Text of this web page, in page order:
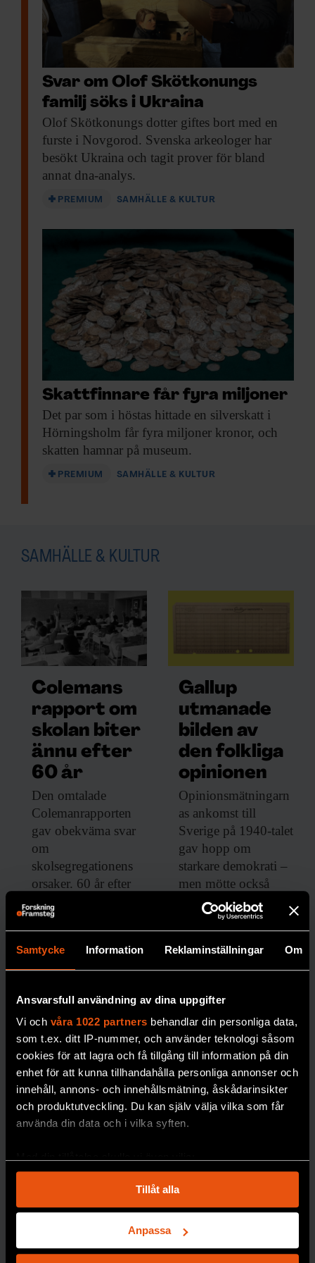
Samtycke Information Reklaminställningar Om
Ansvarsfull användning av dina uppgifter
Vi och våra 1022 partners behandlar din personliga data,
som t.ex. ditt IP-nummer, och använder teknologi såsom
cookies för att lagra och få tillgång till information på din
enhet för att kunna tillhandahålla personliga annonser och
innehåll, annons- och innehållsmätning, åskådarinsikter
och produktutveckling. Du kan själv välja vilka som får
använda din data och i vilka syften.
som kan ha en noggrannhet på upp till flera meter
Identifiera din enhet genom att aktivt skanna den
för specifika kännetecken (fingeravtryck)
Ta reda på mer om hur dina personliga uppgifter
Tillåt alla
Anpassa
värdefulla gravgåvorna.
Kulturen med skelettbegravningar – där
kroppen inte bränts – kom till Norden när
romarriket föll, via kontinentens
dominerande folkgrupper franker och
alemanner. Gravar som de uppländska
båtgravarna finns i frankiska gravplatser, så
kallade Reihengräbe, men ingen
annanstans på svensk mark. Det var en
F&F I DIN MEJLBOX!
Håll dig uppdaterad med
F&F:s nyhetsbrev!
Beställ nyhetsbrev
kan man analysera textilfragment.
– Det går att få fram i princip samma
information. Men då måste man veta hur
Då ska man ta in hela graven på ett labb
och gräva fram dem där, säger Anita
Malmius.
Källmaterialet för textilier före vikingatiden
är mycket begränsat, då bara eliten
begravdes med textilier och metallföremål
som textilfragment ibland fastnat
på. Vanligt folk hade ofta bara ett plagg,
som gjordes av skinn där håren vändes inåt
på vintern och utåt på sommaren.
KUNSKAP BASERAD PÅ VETENSKAP
Prenumerera på
Forskning & Framsteg!
Inlogg tillfof.seoch app •E-tidning •
Nyhetsbrev • Rabatt på våra
Beställ i dag!
Svar om Olof Skötkonungs
familj söks i Ukraina
Olof Skötkonungs dotter giftes bort med en
furste i Novgorod. Svenska arkeologer har
besökt Ukraina och tagit prover för bland
annat dna-analys.
PREMIUM SAMHÄLLE & KULTUR
Skattfinnare får fyra miljoner
Det par som i höstas hittade en silverskatt i
Hörningsholm får fyra miljoner kronor, och
skatten hamnar på museum.
PREMIUM SAMHÄLLE & KULTUR
SAMHÄLLE & KULTUR
Colemans
rapport om
skolan biter
ännu efter
60 år
Den omtalade
Colemanrapporten
gav obekväma svar
om
skolsegregationens
orsaker. 60 år efter
sin tillkomst gör den
fortfarande avtryck i
debatten.
Gallup
utmanade
bilden av
den folkliga
opinionen
Opinionsmätningarn
as ankomst till
Sverige på 1940-talet
gav hopp om
starkare demokrati –
men mötte också
starkt motstånd.
”Förbjud alla
religiösa
inte bara
muslimska”
Sverige har gett
företräde framför